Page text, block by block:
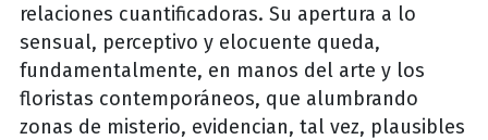
relaciones cuantificadoras. Su apertura a lo
sensual, perceptivo y elocuente queda,
fundamentalmente, en manos del arte y los
floristas contemporáneos, que alumbrando
zonas de misterio, evidencian, tal vez, plausibles